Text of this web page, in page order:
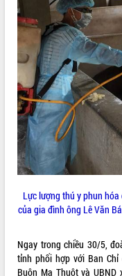
Khám bệnh, cấp phát thuốc
và tặng quà người dân xã Cư
Hội nghị UBND tỉnh Đắk Lắk
tháng 7/2026
Nam Anh hùng” và trao Huân
Lao động
vụ 6 tháng cuối năm 2026
Kỳ họp thứ Hai, Hội đồng nhân
Lực lượng thú y phun
của gia đình ông Lê Văn
Ngay trong chiều 30/5,
tỉnh phối hợp với Ban
Buôn Ma Thuột và